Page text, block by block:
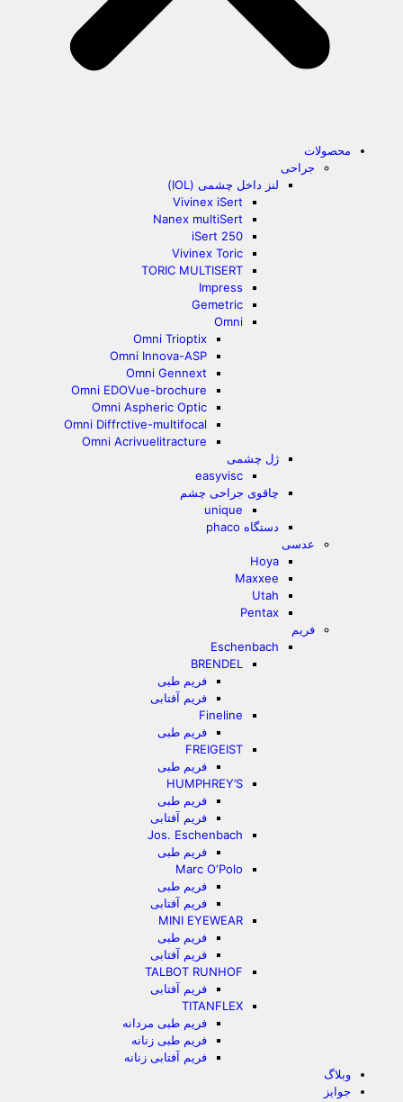
محصولات
جراحی
لنز داخل چشمی (IOL)
Vivinex iSert
Nanex multiSert
iSert 250
Vivinex Toric
TORIC MULTISERT
Impress
Gemetric
Omni
Omni Trioptix
Omni Innova-ASP
Omni Gennext
Omni EDOVue-brochure
Omni Aspheric Optic
Omni Diffrctive-multifocal
Omni Acrivuelitracture
ژل چشمی
easyvisc
چاقوی جراحی چشم
unique
دستگاه phaco
عدسی
Hoya
Maxxee
Utah
Pentax
فریم
Eschenbach
BRENDEL
فریم طبی
فریم آفتابی
Fineline
فریم طبی
FREIGEIST
فریم طبی
HUMPHREY’S
فریم طبی
فریم آفتابی
Jos. Eschenbach
فریم طبی
Marc O‘Polo
فریم طبی
فریم آفتابی
MINI EYEWEAR
فریم طبی
فریم آفتابی
TALBOT RUNHOF
فریم آفتابی
TITANFLEX
فریم طبی مردانه
فریم طبی زنانه
فریم آفتابی زنانه
وبلاگ
جوایز